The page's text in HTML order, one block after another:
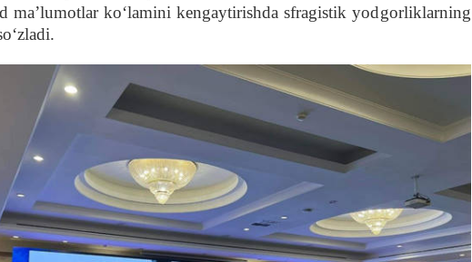
maʼlumotlar koʻlamini kengaytirishda sfragistik yodgorliklarning